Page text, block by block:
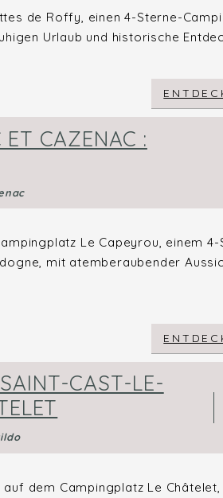
de Roffy, einen 4-Sterne-
Urlaub und historische
ET CAZENAC :
Le Capeyrou, einem 4-
mit atemberaubender
CAST-LE-
dem Campingplatz Le